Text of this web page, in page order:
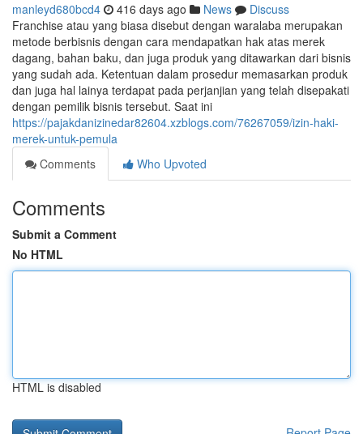
manleyd680bcd4 416 days ago News
Discuss
Franchise atau yang biasa disebut dengan waralaba merupakan
metode berbisnis dengan cara mendapatkan hak atas merek
dagang, bahan baku, dan juga produk yang ditawarkan dari bisnis
yang sudah ada. Ketentuan dalam prosedur memasarkan produk
dan juga hal lainya terdapat pada perjanjian yang telah disepakati
dengan pemilik bisnis tersebut. Saat ini
https://pajakdanizinedar82604.xzblogs.com/76267059/izin-haki-
merek-untuk-pemula
Comments
Who Upvoted
Comments
Submit a Comment
No HTML
HTML is disabled